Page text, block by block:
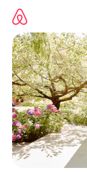
directement
contenu